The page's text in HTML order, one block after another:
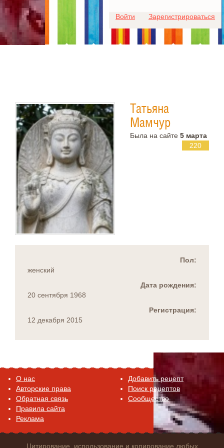
Войти Зарегистрироваться
Татьяна
Мамчур
Была на сайте 5 марта
220
Пол:
женский
Дата рождения:
20 сентября 1968
Регистрация:
12 декабря 2015
O нас
Авторские права
Обратная связь
Правила сайта
Реклама
Добавить рецепт
Поиск рецептов
Сообщество
Цитирование, использование и копирование любых
Для любых предложений по